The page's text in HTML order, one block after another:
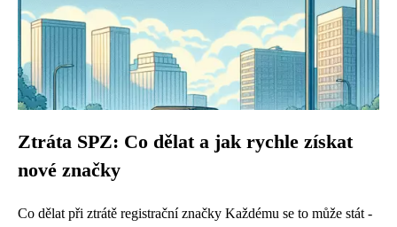
Ztráta SPZ: Co dělat a jak rychle získat
nové značky
Co dělat při ztrátě registrační značky Každému se to může stát -